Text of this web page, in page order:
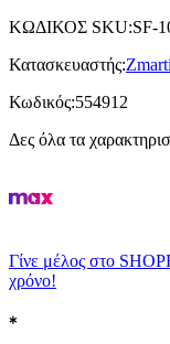
ΚΩΔΙΚΟΣ SKU:SF-
Κατασκευαστής:
Κωδικός:554912
Δες όλα τα
Γίνε μέλος στο
χρόνο!